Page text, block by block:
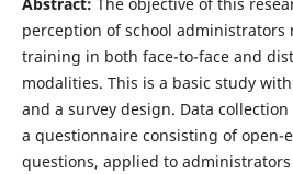
Abstract: The objective of this
perception of school
training in both face-to-face and
modalities. This is a basic study
and a survey design. Data
a questionnaire consisting of open-
questions, applied to